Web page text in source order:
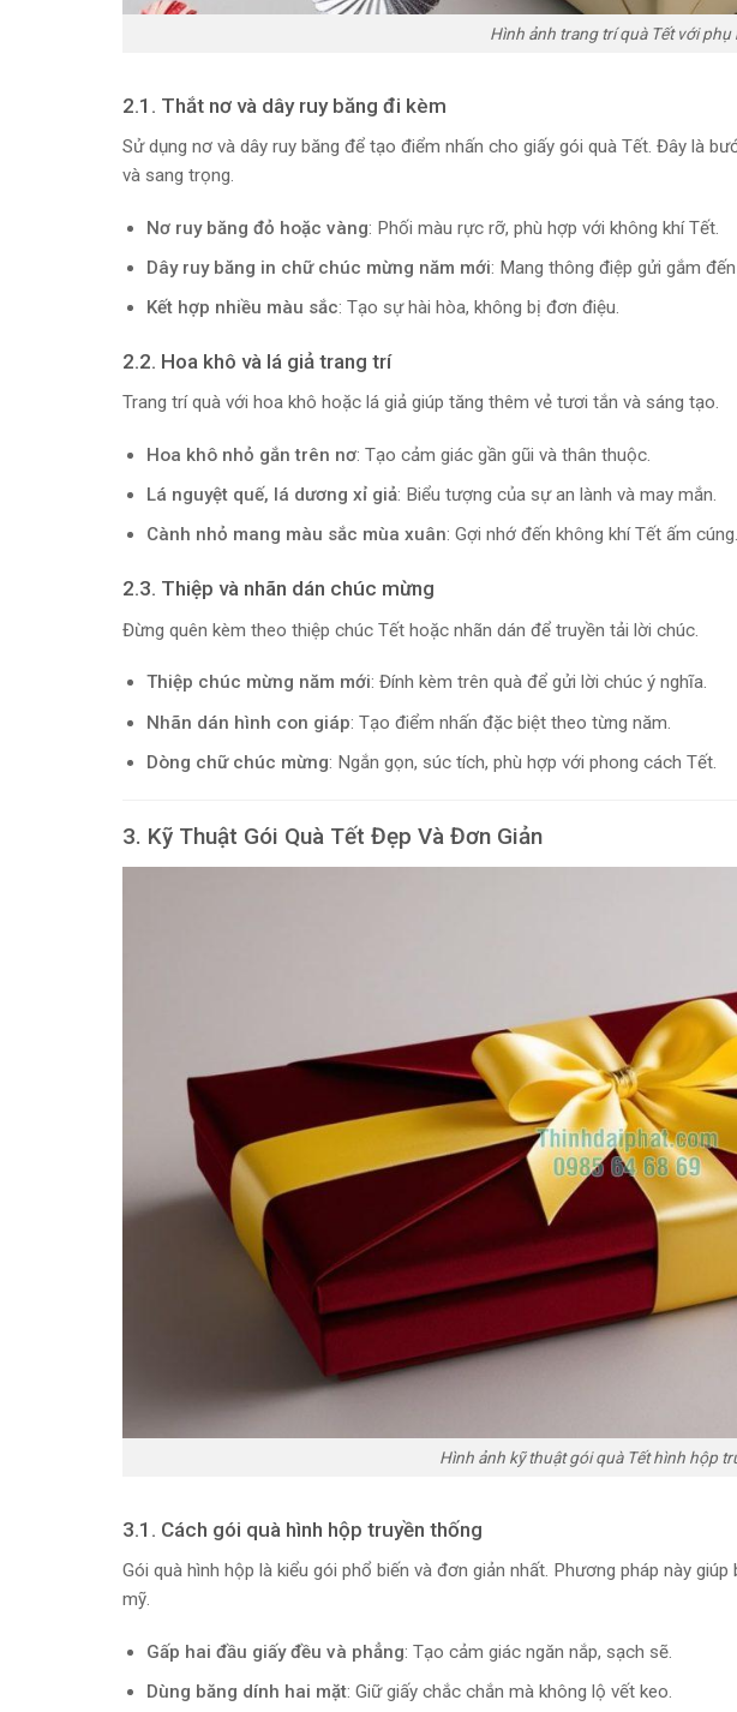
Hình ảnh trang trí quà Tết với phụ
2.1. Thắt nơ và dây ruy băng đi kèm
Sử dụng nơ và dây ruy băng để tạo điểm nhấn cho giấy gói quà Tết. Đây là
và sang trọng.
Nơ ruy băng đỏ hoặc vàng: Phối màu rực rỡ, phù hợp với không khí Tết.
Dây ruy băng in chữ chúc mừng năm mới: Mang thông điệp gửi gắm
Kết hợp nhiều màu sắc: Tạo sự hài hòa, không bị đơn điệu.
2.2. Hoa khô và lá giả trang trí
Trang trí quà với hoa khô hoặc lá giả giúp tăng thêm vẻ tươi tắn và sáng tạo.
Hoa khô nhỏ gắn trên nơ: Tạo cảm giác gần gũi và thân thuộc.
Lá nguyệt quế, lá dương xỉ giả: Biểu tượng của sự an lành và may mắn.
Cành nhỏ mang màu sắc mùa xuân: Gợi nhớ đến không khí Tết ấm cúng.
2.3. Thiệp và nhãn dán chúc mừng
Đừng quên kèm theo thiệp chúc Tết hoặc nhãn dán để truyền tải lời chúc.
Thiệp chúc mừng năm mới: Đính kèm trên quà để gửi lời chúc ý nghĩa.
Nhãn dán hình con giáp: Tạo điểm nhấn đặc biệt theo từng năm.
Dòng chữ chúc mừng: Ngắn gọn, súc tích, phù hợp với phong cách Tết.
3. Kỹ Thuật Gói Quà Tết Đẹp Và Đơn Giản
Hình ảnh kỹ thuật gói quà Tết hình hộp
3.1. Cách gói quà hình hộp truyền thống
Gói quà hình hộp là kiểu gói phổ biến và đơn giản nhất. Phương pháp này
mỹ.
Gấp hai đầu giấy đều và phẳng: Tạo cảm giác ngăn nắp, sạch sẽ.
Dùng băng dính hai mặt: Giữ giấy chắc chắn mà không lộ vết keo.